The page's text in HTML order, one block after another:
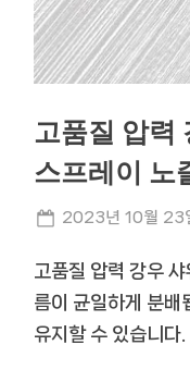
고품질 압력
스프레이 노
Posted
2023년 10월 23
고품질 압력 강우
름이 균일하게 분배
유지할 수 있습니다